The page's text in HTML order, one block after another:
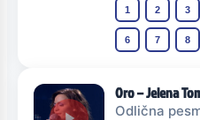
1 2 3
6 7 8
Oro – Jelena
Odlična